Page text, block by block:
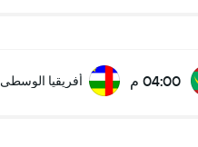
04:00 م أفريقيا الوسطى